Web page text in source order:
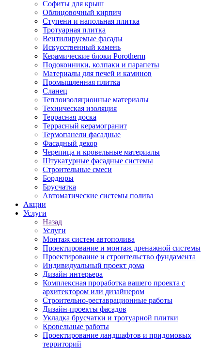
Софиты для крыш
Облицовочный кирпич
Ступени и напольная плитка
Тротуарная плитка
Вентилируемые фасады
Искусственный камень
Керамические блоки Porotherm
Подоконники, колпаки и парапеты
Материалы для печей и каминов
Промышленная плитка
Сланец
Теплоизоляционные материалы
Техническая изоляция
Террасная доска
Террасный керамогранит
Термопанели фасадные
Фасадный декор
Черепица и кровельные материалы
Штукатурные фасадные системы
Строительные смеси
Бордюры
Брусчатка
Автоматические системы полива
Акции
Услуги
Назад
Услуги
Монтаж систем автополива
Проектирование и монтаж дренажной системы
Проектироваине и строительство фундамента
Индивидуальный проект дома
Дизайн интерьера
Комплексная проработка вашего проекта с
архитектором или дизайнером
Строительно-реставрационные работы
Дизайн-проекты фасадов
Укладка брусчатки и тротуарной плитки
Кровельные работы
Проектирование ландшафтов и придомовых
территорий